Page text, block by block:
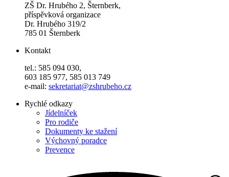
ZŠ Dr. Hrubého 2, Šternberk,
příspěvková organizace
Dr. Hrubého 319/2
785 01 Šternberk
Kontakt
tel.: 585 094 030,
603 185 977, 585 013 749
e-mail: sekretariat@zshrubeho.cz
Rychlé odkazy
Jídelníček
Pro rodiče
Dokumenty ke stažení
Výchovný poradce
Prevence